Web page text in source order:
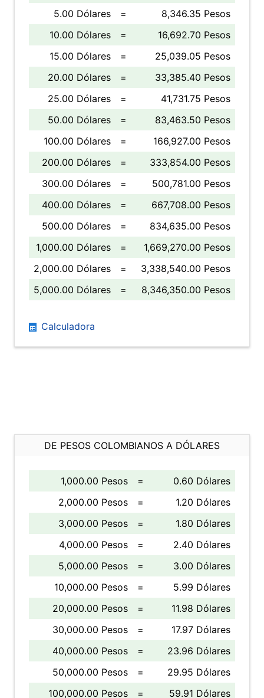
5.00 Dólares
=
8,346.35 Pesos
10.00 Dólares
=
16,692.70 Pesos
15.00 Dólares
=
25,039.05 Pesos
20.00 Dólares
=
33,385.40 Pesos
25.00 Dólares
=
41,731.75 Pesos
50.00 Dólares
=
83,463.50 Pesos
100.00 Dólares
=
166,927.00 Pesos
200.00 Dólares
=
333,854.00 Pesos
300.00 Dólares
=
500,781.00 Pesos
400.00 Dólares
=
667,708.00 Pesos
500.00 Dólares
=
834,635.00 Pesos
1,000.00 Dólares
=
1,669,270.00 Pesos
2,000.00 Dólares
=
3,338,540.00 Pesos
5,000.00 Dólares
= 8,346,350.00 Pesos
Calculadora
DE PESOS COLOMBIANOS A DÓLARES
1,000.00 Pesos =
0.60 Dólares
2,000.00 Pesos
=
1.20 Dólares
3,000.00 Pesos
=
1.80 Dólares
4,000.00 Pesos
=
2.40 Dólares
5,000.00 Pesos
=
3.00 Dólares
10,000.00 Pesos
=
5.99 Dólares
20,000.00 Pesos
=
11.98 Dólares
30,000.00 Pesos
=
17.97 Dólares
40,000.00 Pesos
=
23.96 Dólares
50,000.00 Pesos
=
29.95 Dólares
100,000.00 Pesos
= 59.91 Dólares